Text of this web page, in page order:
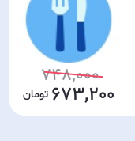
748,000
673,200